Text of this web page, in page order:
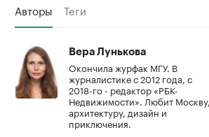
Авторы Теги
Вера Лунькова
Окончила журфак МГУ. В
журналистике с 2012 года, с
2018-го - редактор «РБК-
Недвижимости». Любит Москву,
архитектуру, дизайн и
приключения.